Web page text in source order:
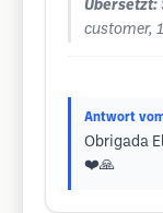
Übersetzt:
customer,
Antwort
Obrigada
❤️🙏